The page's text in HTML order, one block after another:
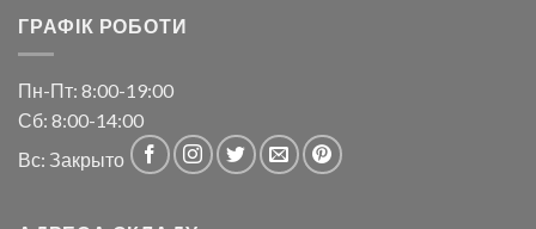
ГРАФІК РОБОТИ
Пн-Пт: 8:00-19:00
Сб: 8:00-14:00
Вс: Закрыто